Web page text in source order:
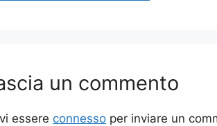
un commento
essere connesso per inviare un